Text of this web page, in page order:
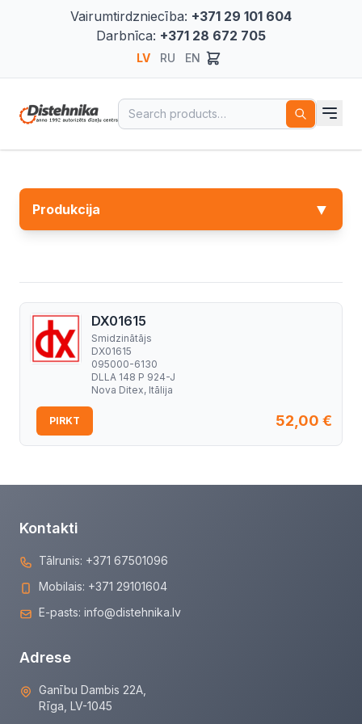
Vairumtirdzniecība: +371 29 101 604
Darbnīca: +371 28 672 705
LV RU EN
Search for:
Produkcija ▼
DX01615
Smidzinātājs
DX01615
095000-6130
DLLA 148 P 924-J
Nova Ditex, Itālija
52,00 €
PIRKT
Kontakti
Tālrunis: +371 67501096
Mobilais: +371 29101604
E-pasts: info@distehnika.lv
Adrese
Ganību Dambis 22A,
Rīga, LV-1045